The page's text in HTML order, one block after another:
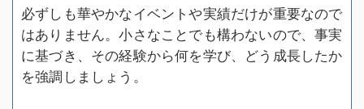
必ずしも華やかなイベントや実績だけが重要なので
はありません。小さなことでも構わないので、事実
に基づき、その経験から何を学び、どう成長したか
を強調しましょう。